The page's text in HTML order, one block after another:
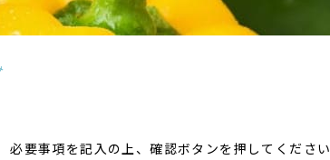
要事項を記入の上、確認ボタンを押してください